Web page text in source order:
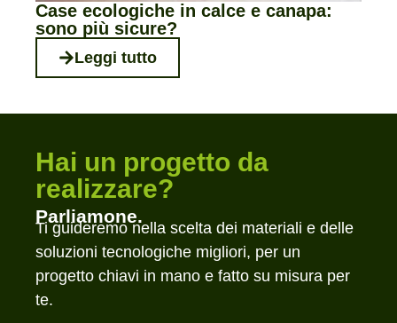
Case ecologiche in calce e canapa:
sono più sicure?
Leggi tutto
Hai un progetto da
realizzare?
Parliamone.
Ti guideremo nella scelta dei materiali e delle
soluzioni tecnologiche migliori, per un
progetto chiavi in mano e fatto su misura per
te.